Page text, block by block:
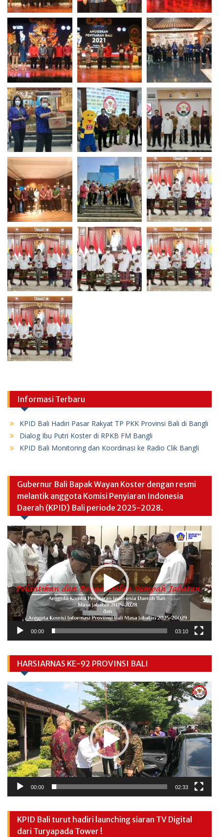
Informasi Terbaru
KPID Bali Hadiri Pasar Rakyat TP PKK Provinsi Bali di Bangli
Dialog Ibu Putri Koster di RPKB FM Bangli
KPID Bali Monitoring dan Koordinasi ke Radio Clik Bangli
Gubernur Bali Bapak Wayan Koster dengan resmi
melantik anggota Komisi Penyiaran Indonesia
Daerah (KPID) Bali periode 2025-2028.
Video
Player
00:00 03:10
HARSIARNAS KE-92 PROVINSI BALI
Video
Player
00:00 02:33
KPID Bali turut hadiri launching siaran TV Digital
dari Turyapada Tower !